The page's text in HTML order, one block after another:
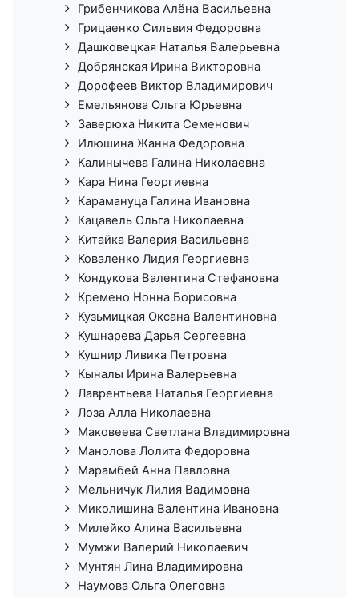
Грибенчикова Алёна Васильевна
Грицаенко Сильвия Федоровна
Дашковецкая Наталья Валерьевна
Добрянская Ирина Викторовна
Дорофеев Виктор Владимирович
Емельянова Ольга Юрьевна
Заверюха Никита Семенович
Илюшина Жанна Федоровна
Калинычева Галина Николаевна
Кара Нина Георгиевна
Карамануца Галина Ивановна
Кацавель Ольга Николаевна
Китайка Валерия Васильевна
Коваленко Лидия Георгиевна
Кондукова Валентина Стефановна
Кремено Нонна Борисовна
Кузьмицкая Оксана Валентиновна
Кушнарева Дарья Сергеевна
Кушнир Ливика Петровна
Кыналы Ирина Валерьевна
Лаврентьева Наталья Георгиевна
Лоза Алла Николаевна
Маковеева Светлана Владимировна
Манолова Лолита Федоровна
Марамбей Анна Павловна
Мельничук Лилия Вадимовна
Миколишина Валентина Ивановна
Милейко Алина Васильевна
Мумжи Валерий Николаевич
Мунтян Лина Владимировна
Наумова Ольга Олеговна